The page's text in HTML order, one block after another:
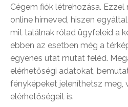
Cégem fiók létrehozása.
online hírneved, hiszen
mit találnak rólad ügyfeleid a
ebben az esetben még a
egyenes utat mutat feléd.
elérhetőségi adatokat,
fényképeket jeleníthetsz meg,
elérhetőségeit is.